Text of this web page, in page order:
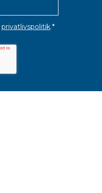
privatlivspolitik.*